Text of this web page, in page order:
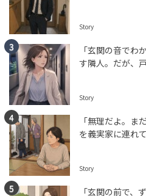
Story
「玄関の音でわ
す隣人。だが、
Story
「無理だよ。ま
を義実家に連れ
Story
「玄関の前で、